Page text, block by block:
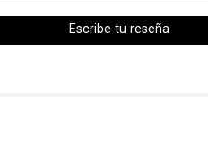
Escribe tu reseña